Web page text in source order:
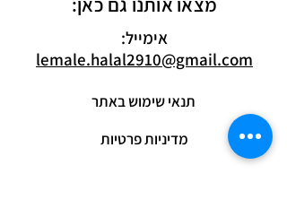
אימייל:
lemale.halal2910@gmail.com
תנאי שימוש באתר
מדיניות פרטיות